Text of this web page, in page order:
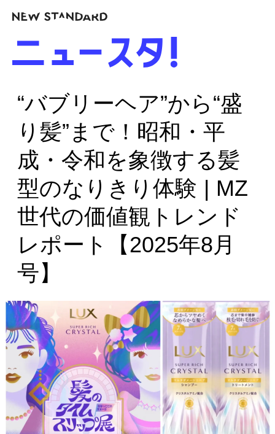
“バブリーヘア”から“盛
り髪”まで！昭和・平
成・令和を象徴する髪
型のなりきり体験 | MZ
世代の価値観トレンド
レポート【2025年8月
号】